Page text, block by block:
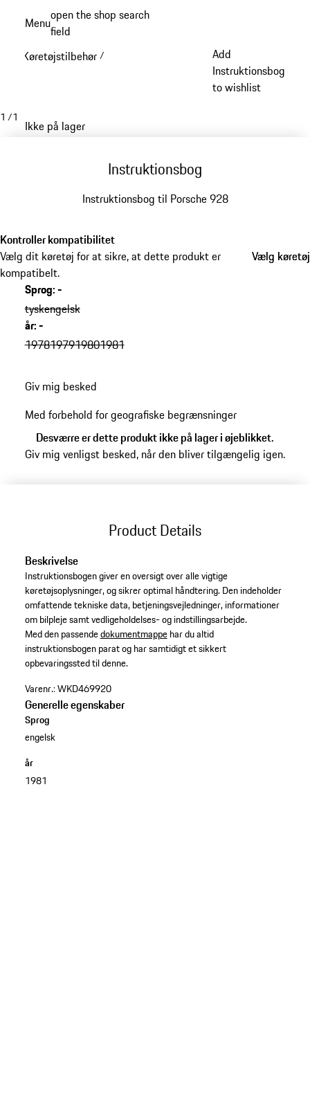
Menuopen the shop search
field
Køretøjstilbehør /
Add
Instruktionsbog
to wishlist
1 /1
Ikke på lager
Instruktionsbog
Instruktionsbog til Porsche 928
Kontroller kompatibilitet
Vælg dit køretøj for at sikre, at dette produkt er
kompatibelt.
Vælg køretøj
Vælg køretøj
Sprog:-
tyskengelsk
år:-
1978197919801981
Giv mig besked
Med forbehold for geografiske begrænsninger
Desværre er dette produkt ikke på lager i øjeblikket.
Giv mig venligst besked, når den bliver tilgængelig igen.
Product Details
Beskrivelse
Instruktionsbogen giver en oversigt over alle vigtige
køretøjsoplysninger, og sikrer optimal håndtering. Den indeholder
omfattende tekniske data, betjeningsvejledninger, informationer
om bilpleje samt vedligeholdelses- og indstillingsarbejde. ​
Med den passendedokumentmappehar du altid
instruktionsbogen parat og har samtidigt et sikkert
opbevaringssted til denne.​
Varenr.:WKD469920
Generelle egenskaber
Sprog
engelsk
år
1981